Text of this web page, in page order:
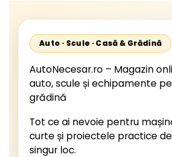
Auto · Scule · Casă & Grădină
AutoNecesar.ro – Magazin
auto, scule și echipamente
grădină
Tot ce ai nevoie pentru
curte și proiectele practice
singur loc.